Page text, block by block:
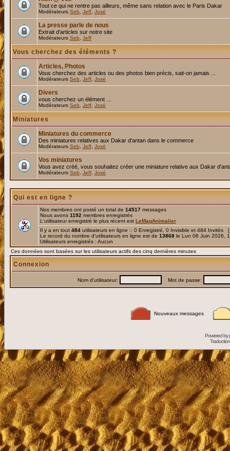
Tout ce qui ne rentre pas ailleurs, même sans relation avec le Paris Dakar
Modérateurs Seb Jeff José
La presse parle de nous
Extrait d'articles sur notre site
Modérateurs Seb Jeff
Vous cherchez des éléments ?
Articles, Photos
Vous cherchez des articles ou des photos bien précis, sait-on jamais ...
Modérateurs Seb Jeff José
Divers
vous cherchez un élément ...
Modérateurs Seb Jeff José
Miniatures
Miniatures du commerce
Des miniatures relatives aux Dakar d'antan dans le commerce
Modérateurs Seb Jeff José
Vos miniatures
Vous avez créé, vous souhaitez créer une miniature relative aux Dakar
Modérateurs Seb Jeff José
Qui est en ligne ?
Nos membres ont posté un total de 14517 messages
Nous avons 1192 membres enregistrés
L'utilisateur enregistré le plus récent est LeMagAnimalier
Il y a en tout 484 utilisateurs en ligne :: 0 Enregistré, 0 Invisible et 484 Invités [
Le record du nombre d'utilisateurs en ligne est de 13868 le Lun 08 Juin 2026,
Utilisateurs enregistrés : Aucun
Ces données sont basées sur les utilisateurs actifs des cinq dernières minutes
Connexion
Nom d'utilisateur: Mot de passe:
Nouveaux messages
Powered by